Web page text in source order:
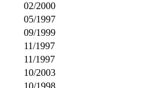
02/2000
05/1997
09/1999
11/1997
11/1997
10/2003